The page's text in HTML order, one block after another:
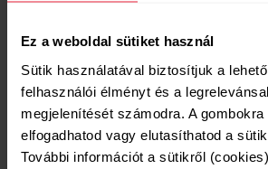
Ez a weboldal sütiket használ
Sütik használatával biztosítjuk a
felhasználói élményt és a
megjelenítését számodra. A
elfogadhatod vagy elutasíthatod a
További információt a sütikről
Kompatibilis